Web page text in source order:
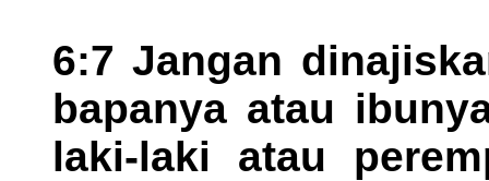
6:7 Jangan
bapanya atau
laki-laki atau